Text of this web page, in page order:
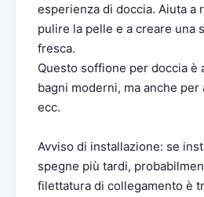
esperienza di doccia. Aiuta a
pulire la pelle e a creare una
fresca.
Questo soffione per doccia è
bagni moderni, ma anche per
ecc.
Avviso di installazione: se
spegne più tardi,
filettatura di collegamento è